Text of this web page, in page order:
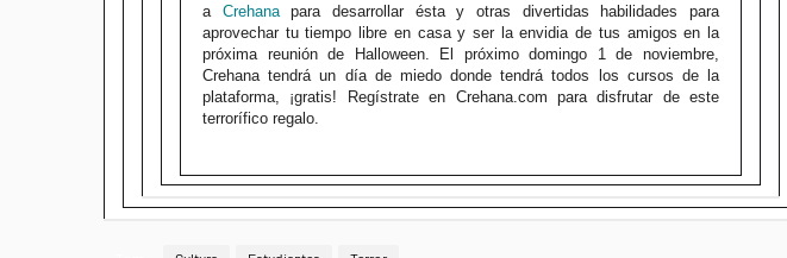
a Crehanapara desarrollar ésta y otras divertidas habilidades para
aprovechar tu tiempo libre en casa y ser la envidia de tus amigos en la
próxima reunión de Halloween. El próximo domingo 1 de noviembre,
Crehana tendrá un día de miedo donde tendrá todos los cursos de la
plataforma, ¡gratis! Regístrate en Crehana.com para disfrutar de este
terrorífico regalo.